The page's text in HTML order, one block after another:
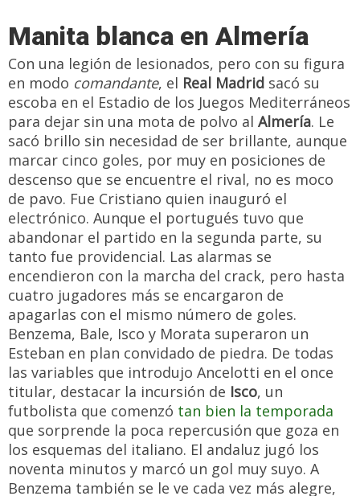
Manita blanca en Almería
Con una legión de lesionados, pero con su figura
en modo comandante, el Real Madrid sacó su
escoba en el Estadio de los Juegos Mediterráneos
para dejar sin una mota de polvo al Almería. Le
sacó brillo sin necesidad de ser brillante, aunque
marcar cinco goles, por muy en posiciones de
descenso que se encuentre el rival, no es moco
de pavo. Fue Cristiano quien inauguró el
electrónico. Aunque el portugués tuvo que
abandonar el partido en la segunda parte, su
tanto fue providencial. Las alarmas se
encendieron con la marcha del crack, pero hasta
cuatro jugadores más se encargaron de
apagarlas con el mismo número de goles.
Benzema, Bale, Isco y Morata superaron un
Esteban en plan convidado de piedra. De todas
las variables que introdujo Ancelotti en el once
titular, destacar la incursión de Isco, un
futbolista que comenzó tan bien la temporada
que sorprende la poca repercusión que goza en
los esquemas del italiano. El andaluz jugó los
noventa minutos y marcó un gol muy suyo. A
Benzema también se le ve cada vez más alegre,